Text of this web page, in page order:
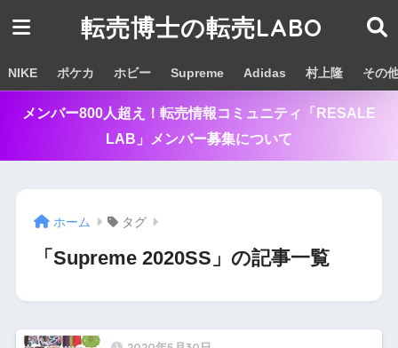
転売博士の転売LABO
NIKE ポケカ ホビー Supreme Adidas 村上隆 その
メンバー800人超え！転売情報コミュニティ「RESALE
LAB」メンバー募集について
ホーム タグ
「Supreme 2020SS」の記事一覧